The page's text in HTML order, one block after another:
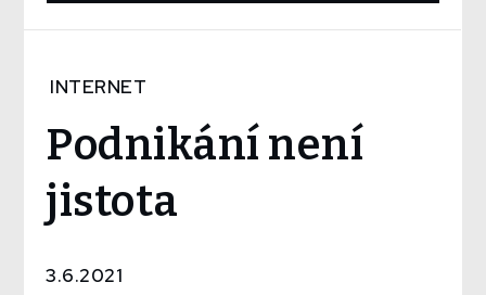
Home
Podnikání
není
jistota
INTERNET
Podnikání není
jistota
3.6.2021